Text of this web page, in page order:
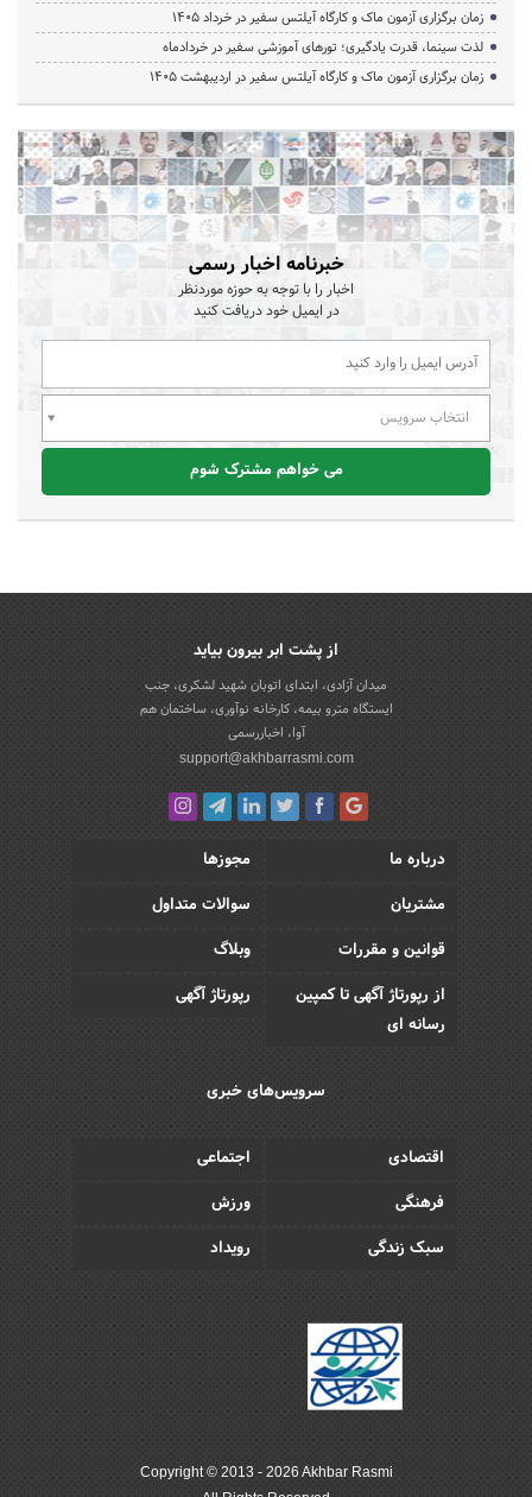
زمان برگزاری آزمون ماک و کارگاه آیلتس سفیر در خرداد 1405
لذت سینما، قدرت یادگیری؛ تورهای آموزشی سفیر در خردادماه
زمان برگزاری آزمون ماک و کارگاه آیلتس سفیر در اردیبهشت 1405
خبرنامه اخبار رسمی
اخبار را با توجه به حوزه موردنظر
در ایمیل خود دریافت کنید
انتخاب سرویس
می خواهم مشترک شوم
از پشت ابر بیرون بیاید
میدان آزادی، ابتدای اتوبان شهید لشکری، جنب
ایستگاه مترو بیمه، کارخانه نوآوری، ساختمان هم
آوا، اخباررسمی
support@akhbarrasmi.com
درباره ما
مجوزها
مشتریان
سوالات متداول
قوانین و مقررات
وبلاگ
از رپورتاژ آگهی تا کمپین
رسانه ای
رپورتاژ آگهی
سرویس‌های خبری
اقتصادی
اجتماعی
فرهنگی
ورزش
سبک زندگی
رویداد
Copyright © 2013 - 2026 Akhbar Rasmi